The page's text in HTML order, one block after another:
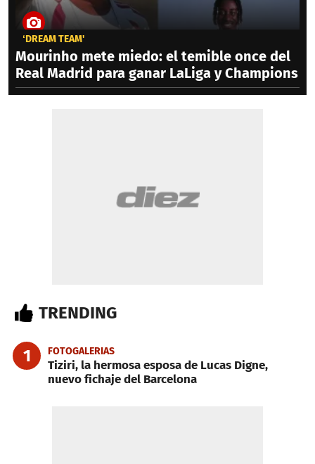
‘DREAM TEAM'
Mourinho mete miedo: el temible once del
Real Madrid para ganar LaLiga y Champions
TRENDING
1 FOTOGALERIAS
Tiziri, la hermosa esposa de Lucas Digne,
nuevo fichaje del Barcelona